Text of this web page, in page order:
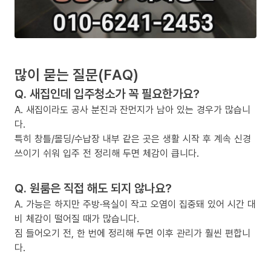
많이 묻는 질문(FAQ)
Q. 새집인데 입주청소가 꼭 필요한가요?
A. 새집이라도 공사 분진과 잔먼지가 남아 있는 경우가 많습니
다.
특히 창틀/몰딩/수납장 내부 같은 곳은 생활 시작 후 계속 신경
쓰이기 쉬워 입주 전 정리해 두면 체감이 큽니다.
Q. 원룸은 직접 해도 되지 않나요?
A. 가능은 하지만 주방·욕실이 작고 오염이 집중돼 있어 시간 대
비 체감이 떨어질 때가 많습니다.
짐 들어오기 전, 한 번에 정리해 두면 이후 관리가 훨씬 편합니
다.